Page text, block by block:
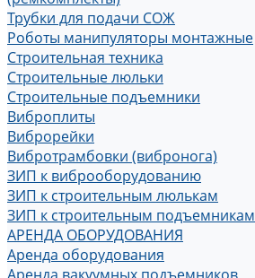
Трубки для подачи СОЖ
Роботы манипуляторы монтажные
Строительная техника
Строительные люльки
Строительные подъемники
Виброплиты
Виброрейки
Вибротрамбовки (вибронога)
ЗИП к виброоборудованию
ЗИП к строительным люлькам
ЗИП к строительным подъемникам
АРЕНДА ОБОРУДОВАНИЯ
Аренда оборудования